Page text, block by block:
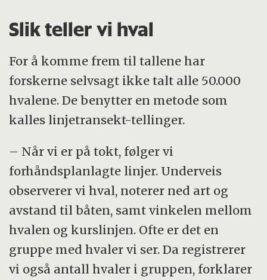
Slik teller vi hval
For å komme frem til tallene har
forskerne selvsagt ikke talt alle 50.000
hvalene. De benytter en metode som
kalles linjetransekt-tellinger.
– Når vi er på tokt, følger vi
forhåndsplanlagte linjer. Underveis
observerer vi hval, noterer ned art og
avstand til båten, samt vinkelen mellom
hvalen og kurslinjen. Ofte er det en
gruppe med hvaler vi ser. Da registrerer
vi også antall hvaler i gruppen, forklarer